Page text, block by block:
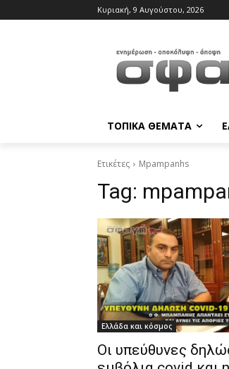
Κυριακή, 9 Αυγούστου, 2026
ΤΟΠΙΚΑ ΘΕΜΑΤΑ
Ετικέτες Mpampanhs
Tag:
Ελλάδα και κόσμος
Οι υπεύθυνες